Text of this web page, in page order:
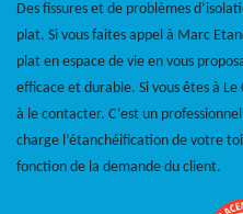
Des fissures et de problèmes
plat. Si vous faites appel à Marc
plat en espace de vie en vous
efficace et durable. Si vous êtes à Le
à le contacter. C’est un
charge l’étanchéification de votre
fonction de la demande du client.